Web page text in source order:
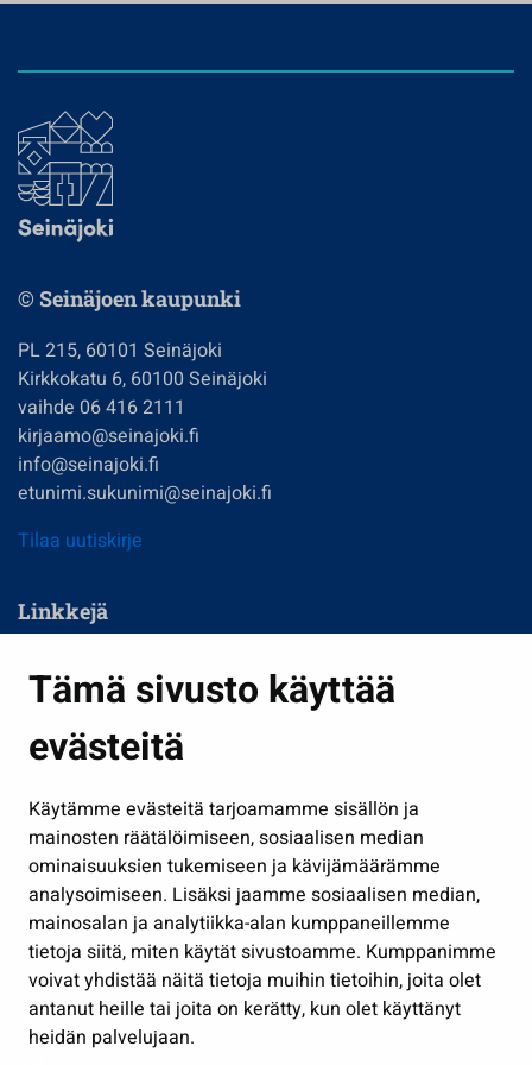
Tämä sivusto käyttää
evästeitä
Käytämme evästeitä tarjoamamme sisällön ja
mainosten räätälöimiseen, sosiaalisen median
ominaisuuksien tukemiseen ja kävijämäärämme
analysoimiseen. Lisäksi jaamme sosiaalisen median,
mainosalan ja analytiikka-alan kumppaneillemme
tietoja siitä, miten käytät sivustoamme. Kumppanimme
voivat yhdistää näitä tietoja muihin tietoihin, joita olet
antanut heille tai joita on kerätty, kun olet käyttänyt
heidän palvelujaan.
© Seinäjoen kaupunki
PL 215, 60101 Seinäjoki
Kirkkokatu 6, 60100 Seinäjoki
vaihde 06 416 2111
kirjaamo@seinajoki.fi
info@seinajoki.fi
etunimi.sukunimi@seinajoki.fi
Tilaa uutiskirje
Linkkejä
Kasvatus ja opetus
Kulttuuri ja liikunta
Työ ja yrittäminen
Osallistu ja asioi
Näytä omat evästeasetukseni
Seuraa meitä